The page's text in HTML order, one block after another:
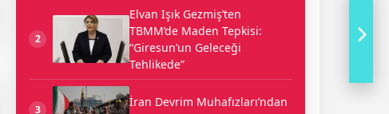
2
Elvan Işık Gezmiş’ten
TBMM’de Maden Tepkisi:
“Giresun’un Geleceği
Tehlikede”
3
İran Devrim Muhafızları’ndan